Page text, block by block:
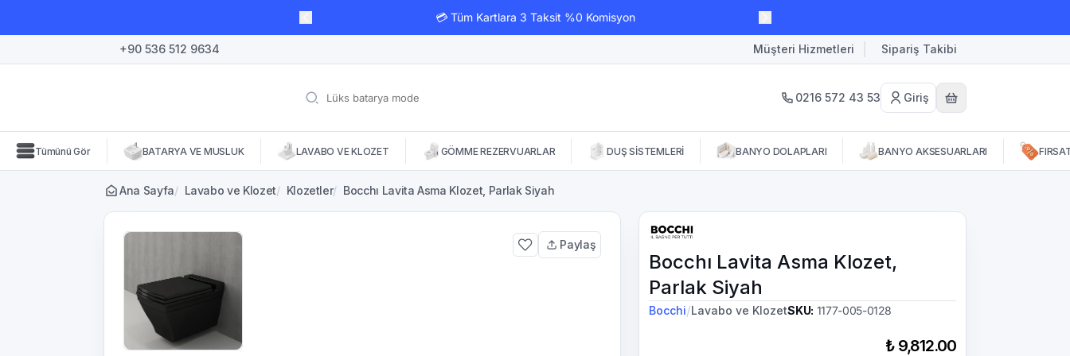
💳 Tüm Kartlara 3 Taksit %0 Komisyon
+90 536 512 9634 Müşteri Hizmetleri Sipariş Takibi
0216 572 43 53 Giriş
Tümünü Gör BATARYA VE MUSLUK LAVABO VE KLOZET GÖMME REZERVUARLAR DUŞ SİSTEMLERİ BANYO DOLAPLARI BANYO AKSESUARLARI
Ana Sayfa/ Lavabo ve Klozet/ Klozetler/ Bocchı Lavita Asma Klozet, Parlak Siyah
Paylaş
Bocchı Lavita Asma Klozet,
Parlak Siyah
Bocchi/Lavabo ve KlozetSKU: 1177-005-0128
₺ 9,812.00